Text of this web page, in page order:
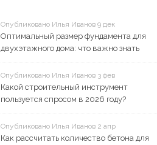
Опубликовано Илья Иванов 9 дек
Оптимальный размер фундамента для
двухэтажного дома: что важно знать
Опубликовано Илья Иванов 3 фев
Какой строительный инструмент
пользуется спросом в 2026 году?
Опубликовано Илья Иванов 2 апр
Как рассчитать количество бетона для